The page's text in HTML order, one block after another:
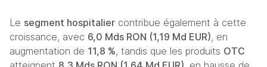
Le segment hospitalier contribue également à cette
croissance, avec 6,0 Mds RON (1,19 Md EUR), en
augmentation de 11,8 %, tandis que les produits OTC